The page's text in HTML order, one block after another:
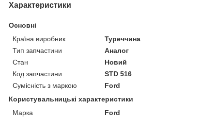
Характеристики
Основні
Країна виробник
Туреччина
Тип запчастини
Аналог
Стан
Новий
Код запчастини
STD 516
Сумісність з маркою
Ford
Користувальницькі характеристики
Марка
Ford